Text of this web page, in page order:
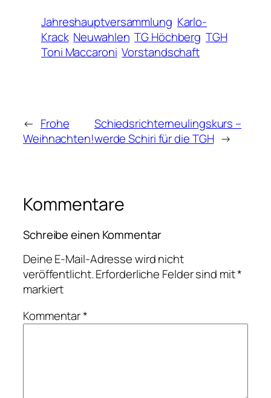
Jahreshauptversammlung Karlo-
Krack Neuwahlen TG Höchberg TGH
Toni Maccaroni Vorstandschaft
← Frohe
Weihnachten!
Schiedsrichterneulingskurs –
werde Schiri für die TGH →
Kommentare
Schreibe einen Kommentar
Deine E-Mail-Adresse wird nicht
veröffentlicht.Erforderliche Felder sind mit*
markiert
Kommentar*